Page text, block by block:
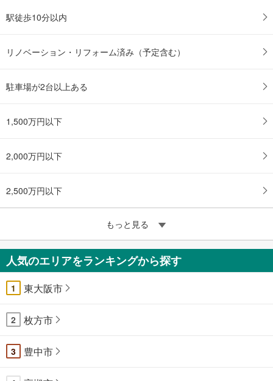
駅徒歩10分以内
リノベーション・リフォーム済み（予定含む）
駐車場が2台以上ある
1,500万円以下
2,000万円以下
2,500万円以下
もっと見る
人気のエリアをランキングから探す
1 東大阪市
2 枚方市
3 豊中市